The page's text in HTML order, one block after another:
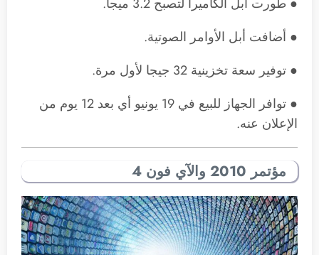
● أضافت أبل الأوامر الصوتية.
● توفير سعة تخزينية 32 جيجا لأول مرة.
● توافر الجهاز للبيع في 19 يونيو أي بعد 12 يوم من
الإعلان عنه.
مؤتمر 2010 والآي فون 4